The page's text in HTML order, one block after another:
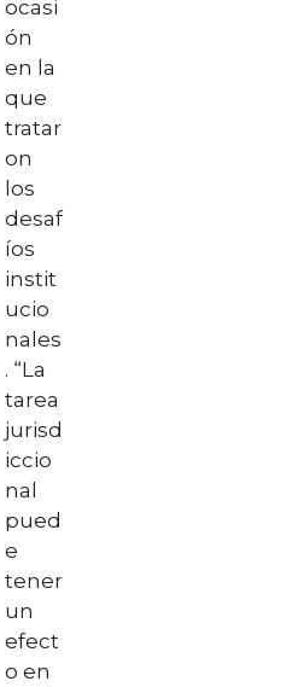
ocasi
ón
en la
que
tratar
on
los
desaf
íos
instit
ucio
nales
. “La
tarea
jurisd
iccio
nal
pued
e
tener
un
efect
o en